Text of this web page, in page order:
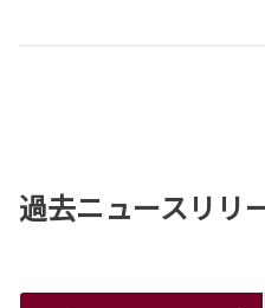
過去ニュースリリ